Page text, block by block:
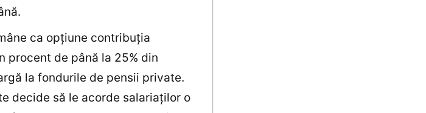
ca opțiune contribuția
procent de până la 25% din
la fondurile de pensii private.
decide să le acorde salariaților o